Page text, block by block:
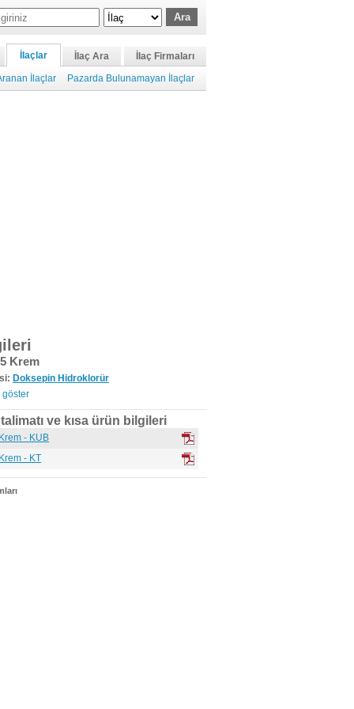
İlaçlar İlaç Ara
İlaç Firmaları
İlaçlar Pazarda Bulunamayan İlaçlar
Krem
Doksepin Hidroklorür
göster
ve kısa ürün bilgileri
- KUB
- KT